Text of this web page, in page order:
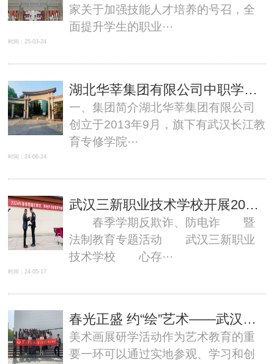
家关于加强技能人才培养的号召，全
面提升学生的职业···
时间：25-03-24
湖北华莘集团有限公司中职学校2024年专职教师公开招聘公告
一、集团简介湖北华莘集团有限公司
创立于2013年9月，旗下有武汉长江教
育专修学院···
时间：24-06-24
武汉三新职业技术学校开展2024年春季学期反欺凌、防电诈暨法制教育专题活动
春季学期反欺诈、防电诈 暨
法制教育专题活动 武汉三新职业
技术学校 心存···
时间：24-05-17
春光正盛 约“绘”艺术——武汉三新职业技术学校开展美术研学活动
美术画展研学活动作为艺术教育的重
要一环可以通过实地参观、学习和创